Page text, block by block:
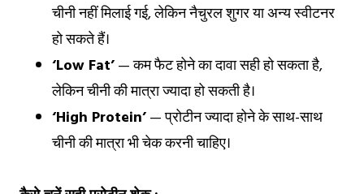
चीनी नहीं मिलाई गई, लेकिन नैचुरल शुगर या अन्य स्वीटनर
हो सकते हैं।
‘Low Fat’— कम फैट होने का दावा सही हो सकता है,
लेकिन चीनी की मात्रा ज्यादा हो सकती है।
‘High Protein’— प्रोटीन ज्यादा होने के साथ-साथ
चीनी की मात्रा भी चेक करनी चाहिए।